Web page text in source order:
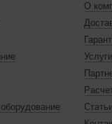
бассейна без лишних
затратами.
для тренировок.
будет теплым —
О
Услуги
Статьи